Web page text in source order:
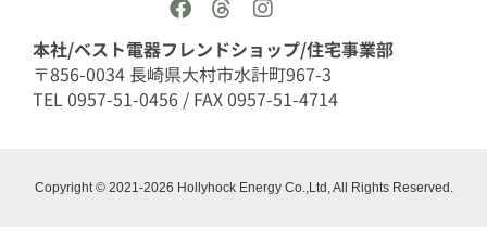
本社/ベスト電器フレンドショップ/住宅事業部
〒856-0034 長崎県大村市水計町967-3
TEL 0957-51-0456 / FAX 0957-51-4714
Copyright © 2021-2026 Hollyhock Energy Co.,Ltd, All Rights Reserved.